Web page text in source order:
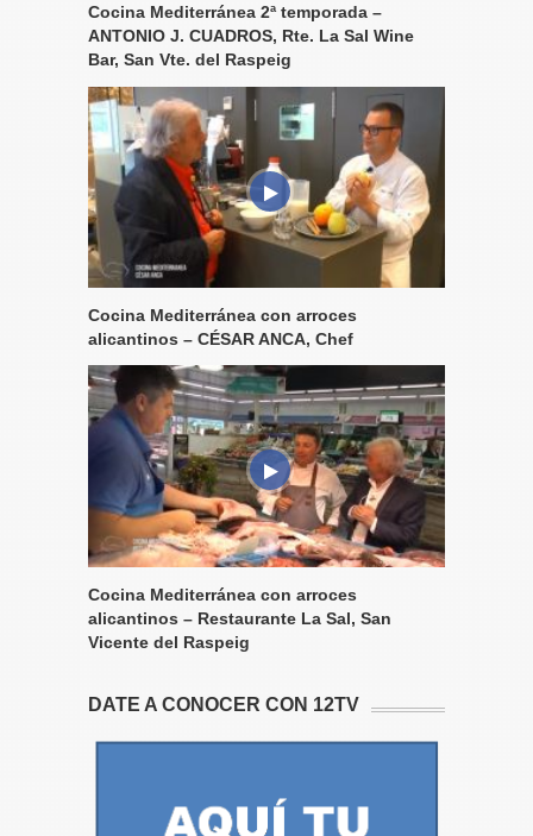
Cocina Mediterránea 2ª temporada –
ANTONIO J. CUADROS, Rte. La Sal Wine
Bar, San Vte. del Raspeig
Cocina Mediterránea con arroces
alicantinos – CÉSAR ANCA, Chef
Cocina Mediterránea con arroces
alicantinos – Restaurante La Sal, San
Vicente del Raspeig
DATE A CONOCER CON 12TV